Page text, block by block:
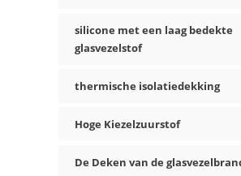
silicone met een laag bedekte
glasvezelstof
thermische isolatiedekking
Hoge Kiezelzuurstof
De Deken van de